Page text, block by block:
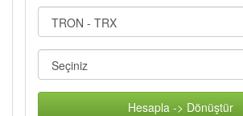
Hesapla -> Dönüştür